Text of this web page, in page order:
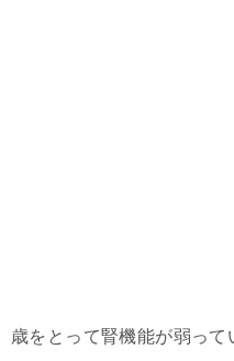
歳をとって腎機能が弱っ